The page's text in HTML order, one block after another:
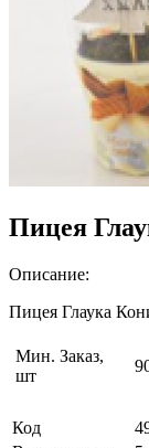
Пицея
Описание:
Пицея Глаука
Мин. Заказ,
шт
Код